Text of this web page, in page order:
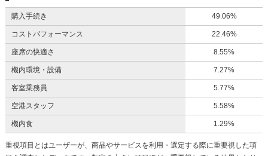
購入手続き 49.06%
コストパフォーマンス 22.46%
座席の快適さ 8.55%
機内環境・設備 7.27%
客室乗務員 5.77%
空港スタッフ 5.58%
機内食 1.29%
重視項目とはユーザーが、商品やサービスを利用・選定する際に重要視した項